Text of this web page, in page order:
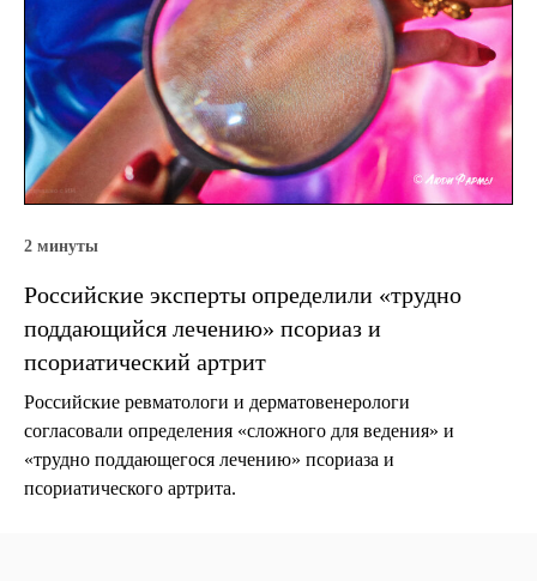
2 минуты
Российские эксперты определили «трудно
поддающийся лечению» псориаз и
псориатический артрит
Российские ревматологи и дерматовенерологи
согласовали определения «сложного для ведения» и
«трудно поддающегося лечению» псориаза и
псориатического артрита.